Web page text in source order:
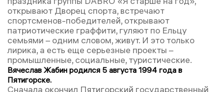
открывают Дворец спорта, встречают
спортсменов-победителей, открывают
патриотические граффити, гуляют по Ельцу
семьями – одним словом, живут. И это только
лирика, а есть еще серьезные проекты –
промышленные, социальные, туристические.
Вячеслав Жабин родился 5 августа 1994 года в
Пятигорске.
Сначала окончил Пятигорский государственный